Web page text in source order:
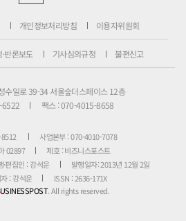
개인정보처리방침 이용자위원회
·반론보도 기사심의규정 불편신고
수일로 39-34 서울숲더스페이스 12층
6522
팩스 : 070-4015-8658
사업본부 : 070-4010-7078
02897
제호 : 비즈니스포스트
·편집인 : 강석운
발행일자: 2013년 12월 2일
: 강석운
ISSN : 2636-171X
USINESSPOST. All rights reserved.